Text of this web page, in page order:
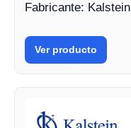
Fabricante: Kalstein
Ver producto